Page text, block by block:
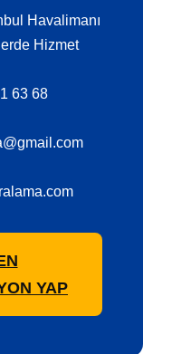
Havalimanı
Hizmet
63 68
YAP